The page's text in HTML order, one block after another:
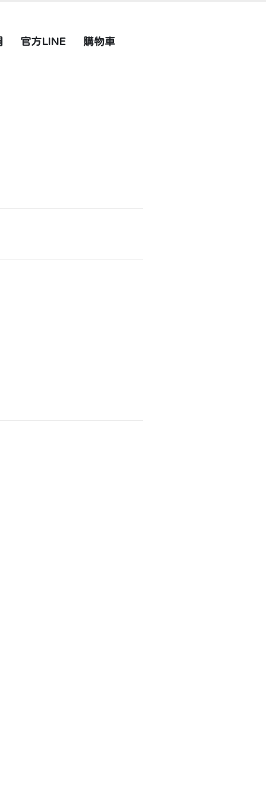
官方LINE 購物車